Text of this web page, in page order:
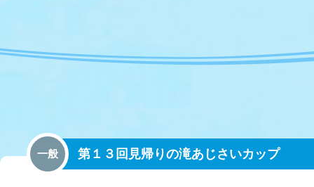
一般 第１３回見帰りの滝あじさいカップ